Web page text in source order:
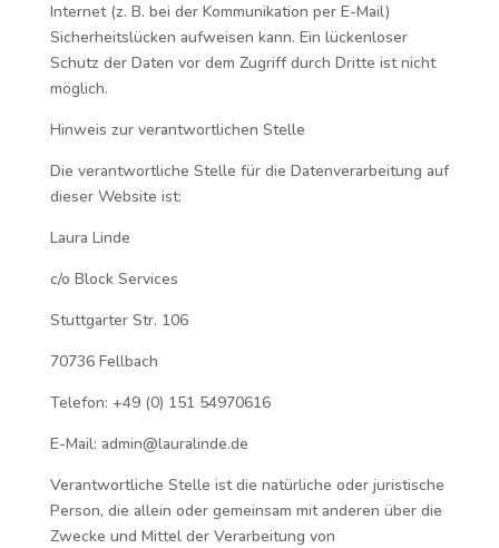
Internet (z. B. bei der Kommunikation per E-Mail)
Sicherheitslücken aufweisen kann. Ein lückenloser
Schutz der Daten vor dem Zugriff durch Dritte ist nicht
möglich.
Hinweis zur verantwortlichen Stelle
Die verantwortliche Stelle für die Datenverarbeitung auf
dieser Website ist:
Laura Linde
c/o Block Services
Stuttgarter Str. 106
70736 Fellbach
Telefon: +49 (0) 151 54970616
E-Mail: admin@lauralinde.de
Verantwortliche Stelle ist die natürliche oder juristische
Person, die allein oder gemeinsam mit anderen über die
Zwecke und Mittel der Verarbeitung von